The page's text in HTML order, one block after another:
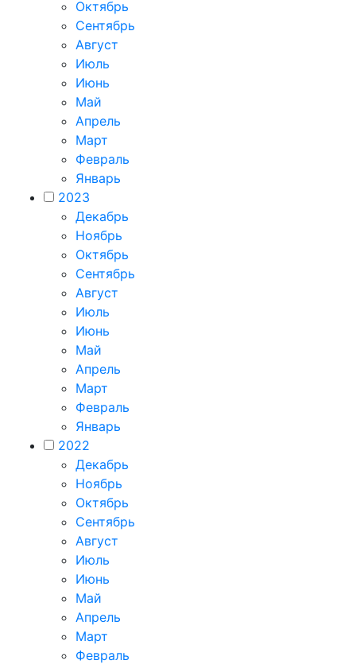
Октябрь
Сентябрь
Август
Июль
Июнь
Май
Апрель
Март
Февраль
Январь
2023
Декабрь
Ноябрь
Октябрь
Сентябрь
Август
Июль
Июнь
Май
Апрель
Март
Февраль
Январь
2022
Декабрь
Ноябрь
Октябрь
Сентябрь
Август
Июль
Июнь
Май
Апрель
Март
Февраль